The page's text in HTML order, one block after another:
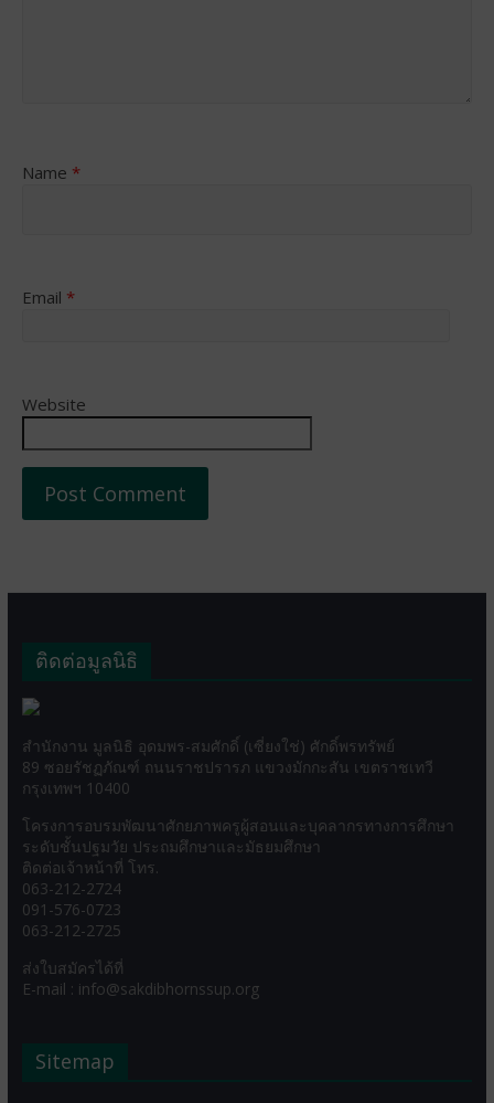
Name *
Email *
Website
ติดต่อมูลนิธิ
สำนักงาน มูลนิธิ อุดมพร-สมศักดิ์ (เซี่ยงใช่) ศักดิ์พรทรัพย์
89 ซอยรัชฏภัณฑ์ ถนนราชปรารภ แขวงมักกะสัน เขตราชเทวี
กรุงเทพฯ 10400
โครงการอบรมพัฒนาศักยภาพครูผู้สอนและบุคลากรทางการศึกษา
ระดับชั้นปฐมวัย ประถมศึกษาและมัธยมศึกษา
ติดต่อเจ้าหน้าที่ โทร.
063-212-2724
091-576-0723
063-212-2725
ส่งใบสมัครได้ที่
E-mail : info@sakdibhornssup.org
Sitemap